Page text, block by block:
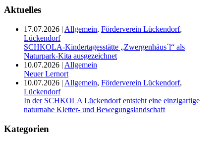
Aktuelles
17.07.2026 | Allgemein, Förderverein Lückendorf,
Lückendorf
SCHKOLA-Kindertagesstätte „Zwergenhäus´l“ als
Naturpark-Kita ausgezeichnet
10.07.2026 | Allgemein
Neuer Lernort
10.07.2026 | Allgemein, Förderverein Lückendorf,
Lückendorf
In der SCHKOLA Lückendorf entsteht eine einzigartige
naturnahe Kletter- und Bewegungslandschaft
Kategorien